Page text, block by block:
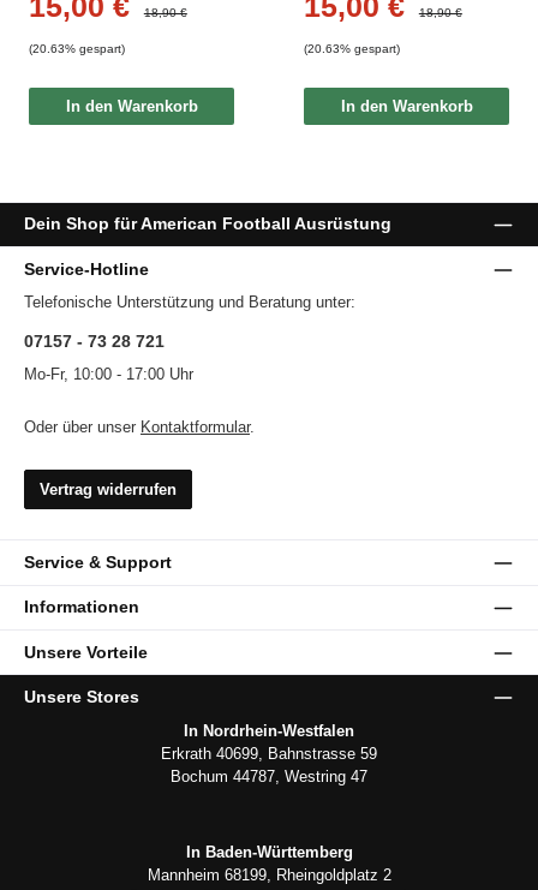
15,00 € Regulärer Preis:
18,90 €
(20.63% gespart)
In den Warenkorb
15,00 € Regulärer Preis:
18,90 €
(20.63% gespart)
In den Warenkorb
Dein Shop für American Football Ausrüstung
Service-Hotline
Telefonische Unterstützung und Beratung unter:
07157 - 73 28 721
Mo-Fr, 10:00 - 17:00 Uhr
Oder über unser Kontaktformular.
Vertrag widerrufen
Service & Support
Informationen
Unsere Vorteile
Unsere Stores
In Nordrhein-Westfalen
Erkrath 40699, Bahnstrasse 59
Bochum 44787, Westring 47
In Baden-Württemberg
Mannheim 68199, Rheingoldplatz 2